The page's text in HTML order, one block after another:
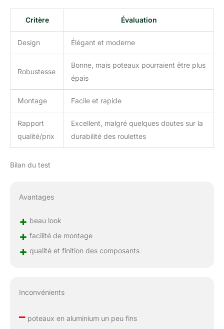
Critère Évaluation
Design Élégant et moderne
Robustesse
Bonne, mais poteaux pourraient être plus
épais
Montage Facile et rapide
Rapport
qualité/prix
Excellent, malgré quelques doutes sur la
durabilité des roulettes
Bilan du test
Avantages
+ beau look
+ facilité de montage
+ qualité et finition des composants
Inconvénients
–poteaux en aluminium un peu fins